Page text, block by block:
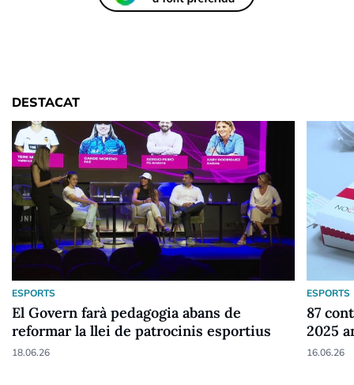
DESTACAT
ESPORTS
El Govern farà pedagogia abans de
reformar la llei de patrocinis esportius
18.06.26
ESPORTS
87
2025
16.06.26